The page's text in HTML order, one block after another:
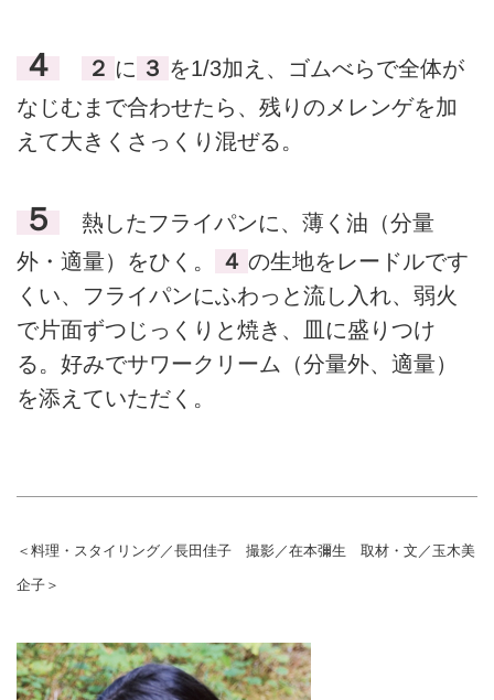
４ ２ に ３ を1/3加え、ゴムべらで全体が
なじむまで合わせたら、残りのメレンゲを加
えて大きくさっくり混ぜる。
５
熱したフライパンに、薄く油（分量
外・適量）をひく。
４ の生地をレードルです
くい、フライパンにふわっと流し入れ、弱火
で片面ずつじっくりと焼き、皿に盛りつけ
る。好みでサワークリーム（分量外、適量）
を添えていただく。
＜料理・スタイリング／長田佳子 撮影／在本彌生 取材・文／玉木美
企子＞